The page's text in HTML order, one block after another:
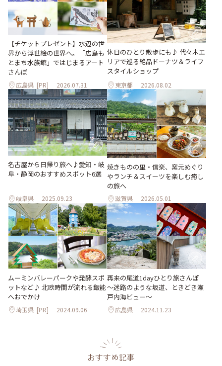
【チケットプレゼント】水辺の世
界から浮世絵の世界へ。「広島も
とまち水族館」ではじまるアート
さんぽ
広島県 [PR] 2026.07.31
休日のひとり散歩にも♪ 代々木エ
リアで巡る絶品ドーナツ＆ライフ
スタイルショップ
東京都 2026.08.02
名古屋から日帰り旅へ♪愛知・岐
阜・静岡のおすすめスポット6選
岐阜県 2025.09.23
焼きものの里・信楽、窯元めぐり
やランチ＆スイーツを楽しむ癒し
の旅へ
滋賀県 2026.05.01
ムーミンバレーパークや発酵スポ
ットなど♪ 北欧時間が流れる飯能
へおでかけ
埼玉県 [PR] 2024.09.06
再来の尾道1dayひとり旅さんぽ
～迷路のような坂道、ときどき瀬
戸内海ビュー～
広島県 2024.11.23
おすすめ記事